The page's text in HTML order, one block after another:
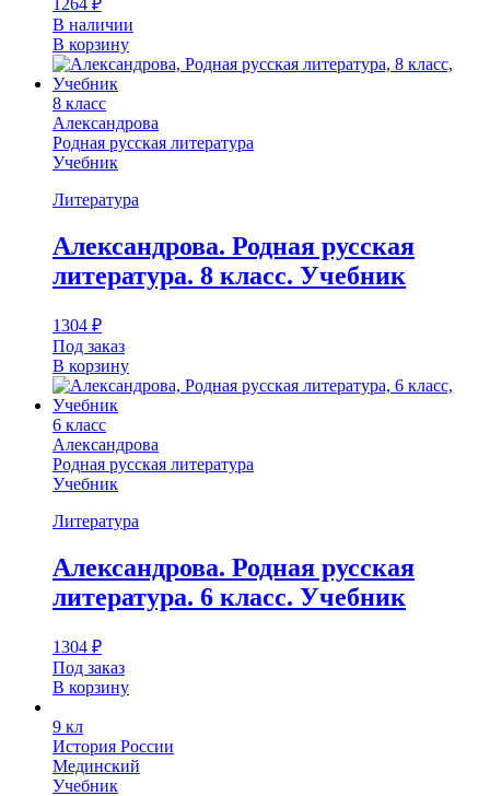
1264 ₽
В наличии
В корзину
8 класс
Александрова
Родная русская литература
Учебник
Литература
Александрова. Родная русская
литература. 8 класс. Учебник
1304 ₽
Под заказ
В корзину
6 класс
Александрова
Родная русская литература
Учебник
Литература
Александрова. Родная русская
литература. 6 класс. Учебник
1304 ₽
Под заказ
В корзину
9 кл
История России
Мединский
Учебник